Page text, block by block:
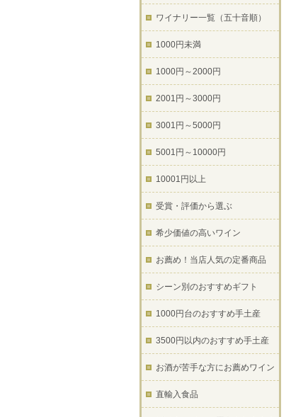
ワイナリー一覧（五十音順）
1000円未満
1000円～2000円
2001円～3000円
3001円～5000円
5001円～10000円
10001円以上
受賞・評価から選ぶ
希少価値の高いワイン
お薦め！当店人気の定番商品
シーン別のおすすめギフト
1000円台のおすすめ手土産
3500円以内のおすすめ手土産
お酒が苦手な方にお薦めワイン
直輸入食品